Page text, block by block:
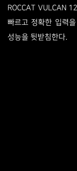
ROCCAT VULCAN
빠르고 정확한 입력
성능을 뒷받침한다.